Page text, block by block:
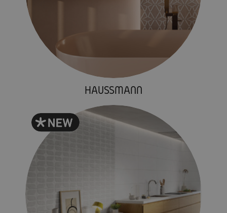
HAUSSMANN